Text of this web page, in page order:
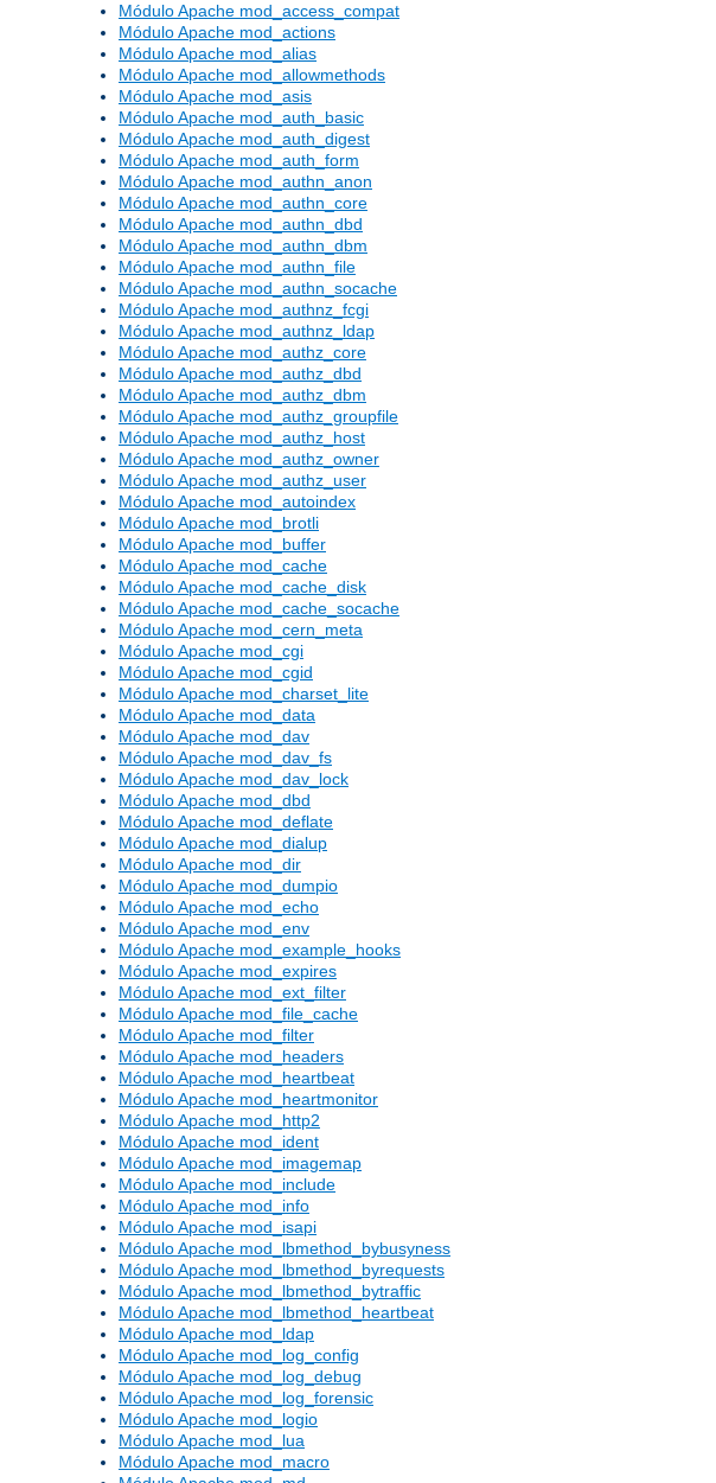
Módulo Apache mod_access_compat
Módulo Apache mod_actions
Módulo Apache mod_alias
Módulo Apache mod_allowmethods
Módulo Apache mod_asis
Módulo Apache mod_auth_basic
Módulo Apache mod_auth_digest
Módulo Apache mod_auth_form
Módulo Apache mod_authn_anon
Módulo Apache mod_authn_core
Módulo Apache mod_authn_dbd
Módulo Apache mod_authn_dbm
Módulo Apache mod_authn_file
Módulo Apache mod_authn_socache
Módulo Apache mod_authnz_fcgi
Módulo Apache mod_authnz_ldap
Módulo Apache mod_authz_core
Módulo Apache mod_authz_dbd
Módulo Apache mod_authz_dbm
Módulo Apache mod_authz_groupfile
Módulo Apache mod_authz_host
Módulo Apache mod_authz_owner
Módulo Apache mod_authz_user
Módulo Apache mod_autoindex
Módulo Apache mod_brotli
Módulo Apache mod_buffer
Módulo Apache mod_cache
Módulo Apache mod_cache_disk
Módulo Apache mod_cache_socache
Módulo Apache mod_cern_meta
Módulo Apache mod_cgi
Módulo Apache mod_cgid
Módulo Apache mod_charset_lite
Módulo Apache mod_data
Módulo Apache mod_dav
Módulo Apache mod_dav_fs
Módulo Apache mod_dav_lock
Módulo Apache mod_dbd
Módulo Apache mod_deflate
Módulo Apache mod_dialup
Módulo Apache mod_dir
Módulo Apache mod_dumpio
Módulo Apache mod_echo
Módulo Apache mod_env
Módulo Apache mod_example_hooks
Módulo Apache mod_expires
Módulo Apache mod_ext_filter
Módulo Apache mod_file_cache
Módulo Apache mod_filter
Módulo Apache mod_headers
Módulo Apache mod_heartbeat
Módulo Apache mod_heartmonitor
Módulo Apache mod_http2
Módulo Apache mod_ident
Módulo Apache mod_imagemap
Módulo Apache mod_include
Módulo Apache mod_info
Módulo Apache mod_isapi
Módulo Apache mod_lbmethod_bybusyness
Módulo Apache mod_lbmethod_byrequests
Módulo Apache mod_lbmethod_bytraffic
Módulo Apache mod_lbmethod_heartbeat
Módulo Apache mod_ldap
Módulo Apache mod_log_config
Módulo Apache mod_log_debug
Módulo Apache mod_log_forensic
Módulo Apache mod_logio
Módulo Apache mod_lua
Módulo Apache mod_macro